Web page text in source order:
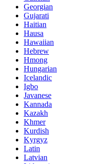
Georgian
Gujarati
Haitian
Hausa
Hawaiian
Hebrew
Hmong
Hungarian
Icelandic
Igbo
Javanese
Kannada
Kazakh
Khmer
Kurdish
Kyrgyz
Latin
Latvian